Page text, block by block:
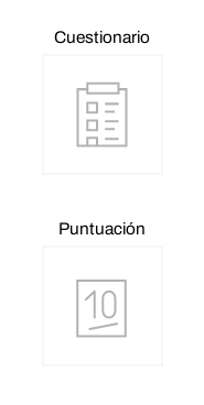
Cuestionario
Puntuación